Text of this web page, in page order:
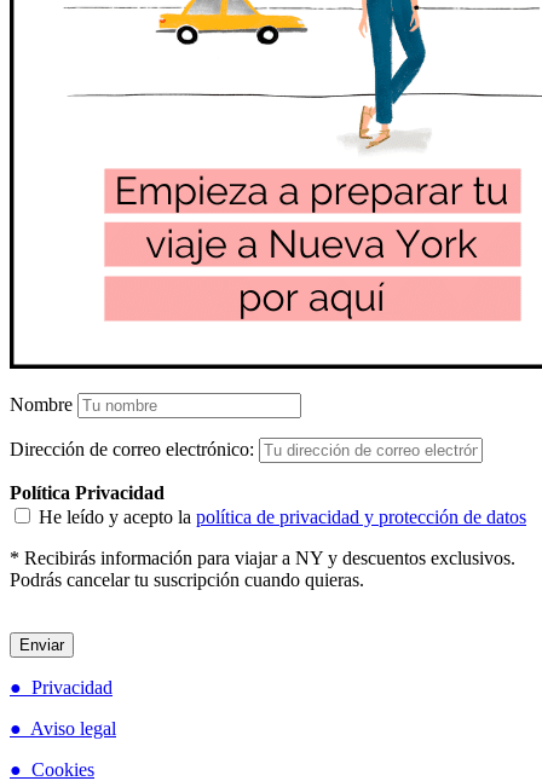
Nombre
Dirección de correo electrónico:
Política Privacidad
He leído y acepto la política de privacidad y protección de datos
* Recibirás información para viajar a NY y descuentos exclusivos.
Podrás cancelar tu suscripción cuando quieras.
● Privacidad
● Aviso legal
● Cookies